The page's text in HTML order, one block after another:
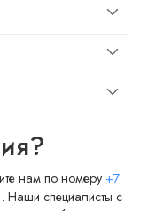
нам по номеру +7
. Наши специалисты с